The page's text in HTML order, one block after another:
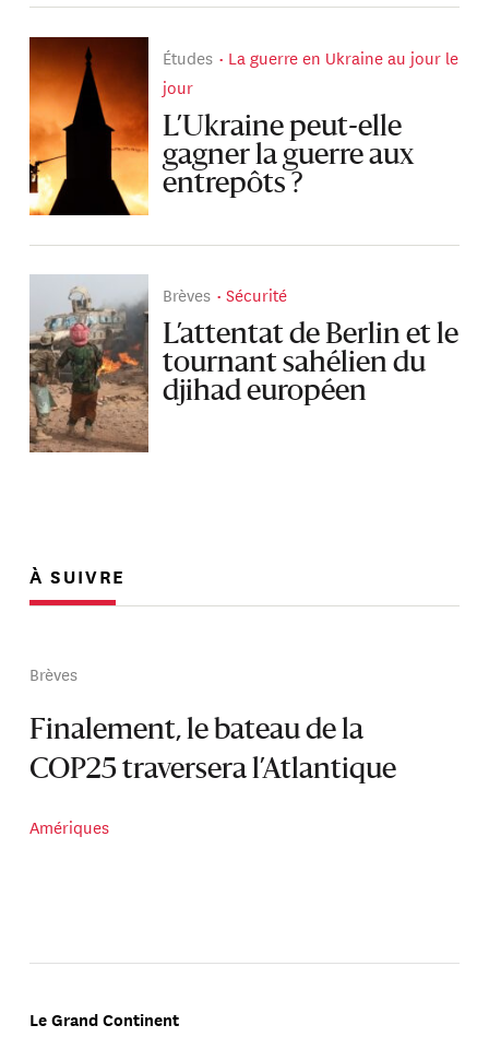
Études
La guerre en Ukraine au jour le
jour
L’Ukraine peut-elle
gagner la guerre aux
entrepôts ?
Brèves Sécurité
L’attentat de Berlin et le
tournant sahélien du
djihad européen
À SUIVRE
Brèves
Finalement, le bateau de la
COP25 traversera l’Atlantique
Amériques
Le Grand Continent